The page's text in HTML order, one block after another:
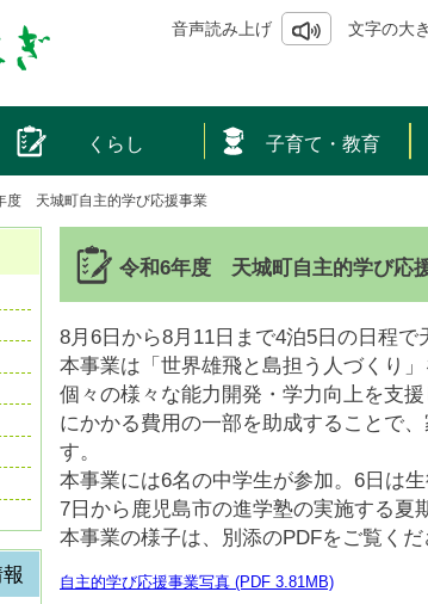
音声読み上げ 文字の大
くらし 子育て・教育
度 天城町自主的学び応援事業
令和6年度 天城町自主的学び応
8月6日から8月11日まで4泊5日の日程
本事業は「世界雄飛と島担う人づくり
個々の様々な能力開発・学力向上を支
にかかる費用の一部を助成することで
す。
本事業には6名の中学生が参加。6日は
7日から鹿児島市の進学塾の実施する夏
本事業の様子は、別添のPDFをご覧くだ
自主的学び応援事業写真 (PDF 3.81MB)